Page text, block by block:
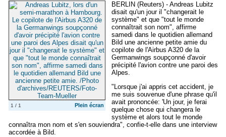
1 / 1 Plein écran
BERLIN (Reuters) - Andreas Lubitz
disait qu'un jour il "changerait le
système" et que "tout le monde
connaîtrait son nom", affirme
samedi dans le quotidien allemand
Bild une ancienne petite amie du
copilote de l'Airbus A320 de la
Germanwings soupçonné d'avoir
précipité l'avion contre une paroi des
Alpes.
"Lorsque j'ai appris cet accident, je
me suis souvenue d'une phrase qu'il
avait prononcée: 'Un jour, je ferai
quelque chose qui changera le
système et alors tout le monde
connaîtra mon nom et s'en souviendra", confie-t-elle dans une interview
accordée à Bild.